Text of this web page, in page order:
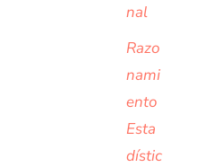
nal
Razo
nami
ento
Esta
dístic